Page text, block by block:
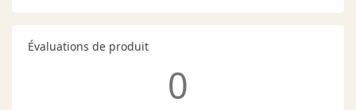
Évaluations de produit
0